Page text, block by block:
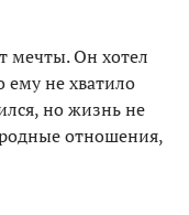
мечты. Он хотел
ему не хватило
но жизнь не
отношения,